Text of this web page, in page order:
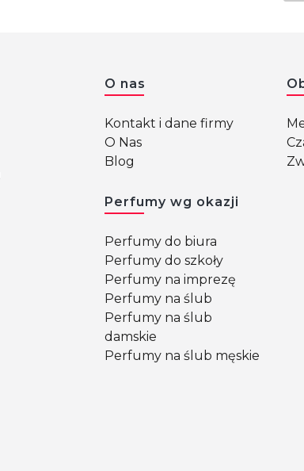
Linki w stopce
O nas
Kontakt i dane firmy
O Nas
Blog
Perfumy wg okazji
Perfumy do biura
Perfumy do szkoły
Perfumy na imprezę
Perfumy na ślub
Perfumy na ślub
damskie
Perfumy na ślub męskie